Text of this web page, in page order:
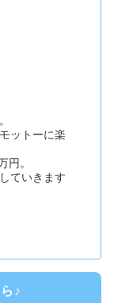
ットーに楽
円。
ていきます
♪